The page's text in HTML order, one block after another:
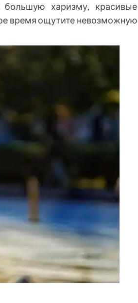
харизму, красивые
время ощутите невозможную